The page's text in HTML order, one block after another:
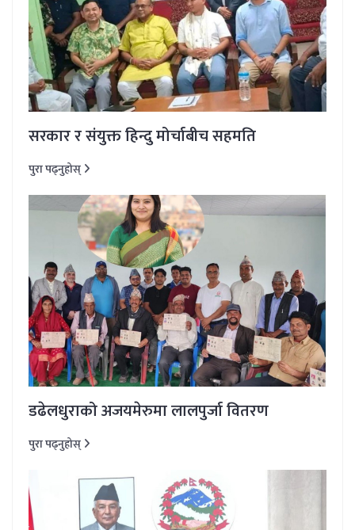
सरकार र संयुक्त हिन्दु मोर्चाबीच सहमति
पुरा पढ्नुहोस्
डढेलधुराको अजयमेरुमा लालपुर्जा वितरण
पुरा पढ्नुहोस्